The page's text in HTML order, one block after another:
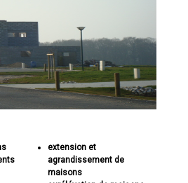
extension et
agrandissement de
maisons